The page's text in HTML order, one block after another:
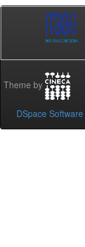
Theme by
DSpace Software